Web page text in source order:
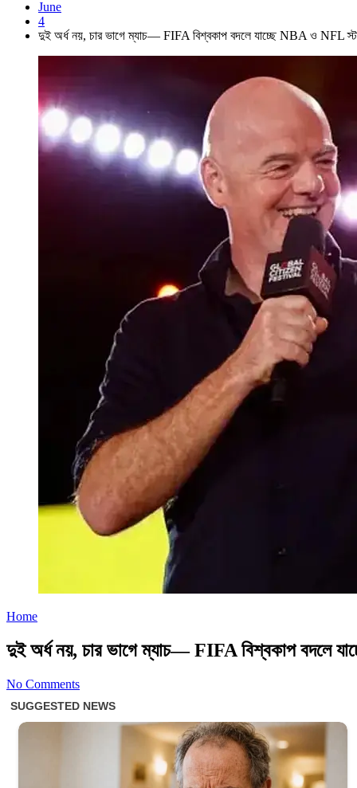
June
4
দুই অর্ধ নয়, চার ভাগে ম্যাচ— FIFA বিশ্বকাপ বদলে যাচ্ছে NBA ও NFL
Home
দুই অর্ধ নয়, চার ভাগে ম্যাচ— FIFA বিশ্বকাপ বদলে
No Comments